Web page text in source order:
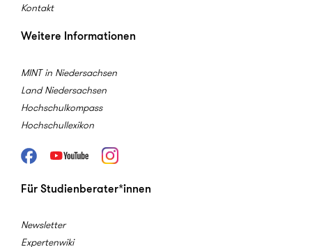
Kontakt
Weitere Informationen
MINT in Niedersachsen
Land Niedersachsen
Hochschulkompass
Hochschullexikon
FacebookYoutube Instagram
Für Studienberater*innen
Newsletter
Expertenwiki